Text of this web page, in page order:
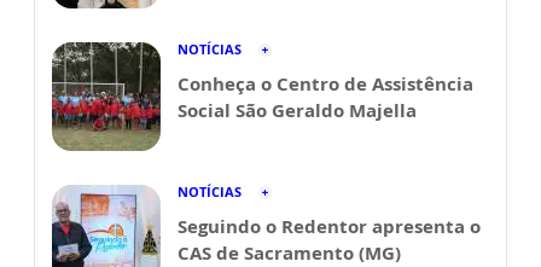
NOTÍCIAS
Conheça o Centro de Assistência
Social São Geraldo Majella
NOTÍCIAS
Seguindo o Redentor apresenta o
CAS de Sacramento (MG)